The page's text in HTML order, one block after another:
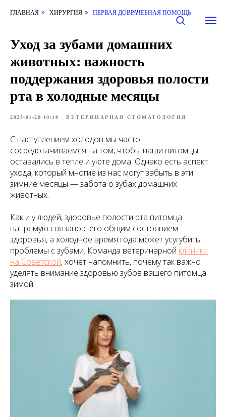
ГЛАВНАЯ » ХИРУРГИЯ » ПЕРВАЯ ДОВРАЧЕБНАЯ ПОМОЩЬ
Уход за зубами домашних
животных: важность
поддержания здоровья полости
рта в холодные месяцы
2025-01-20 10:18 ВЕТЕРИНАРНАЯ СТОМАТОЛОГИЯ
С наступлением холодов мы часто
сосредотачиваемся на том, чтобы наши питомцы
оставались в тепле и уюте дома. Однако есть аспект
ухода, который многие из нас могут забыть в эти
зимние месяцы — забота о зубах домашних
животных.
Как и у людей, здоровье полости рта питомца
напрямую связано с его общим состоянием
здоровья, а холодное время года может усугубить
проблемы с зубами. Команда ветеринарной клиники
на Советской, хочет напомнить, почему так важно
уделять внимание здоровью зубов вашего питомца
зимой.